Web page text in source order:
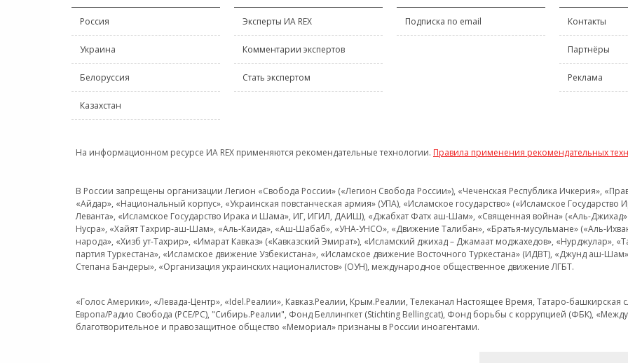
Россия
Украина
Белоруссия
Казахстан
Эксперты ИА REX
Комментарии экспертов
Стать экспертом
Подписка по email Контакты
Партнёры
Реклама
На информационном ресурсе ИА REX применяются рекомендательные технологии. Правила применения рекомендательных
В России запрещены организации Легион «Свобода России» («Легион Свобода России»), «Чеченская Республика Ичкерия»,
«Айдар», «Национальный корпус», «Украинская повстанческая армия» (УПА), «Исламское государство» («Исламское
Леванта», «Исламское Государство Ирака и Шама», ИГ, ИГИЛ, ДАИШ), «Джабхат Фатх аш-Шам», «Священная война» («Аль-Джихад»
Нусра», «Хайят Тахрир-аш-Шам», «Аль-Каида», «Аш-Шабаб», «УНА-УНСО», «Движение Талибан», «Братья-мусульмане» («Аль-
народа», «Хизб ут-Тахрир», «Имарат Кавказ» («Кавказский Эмират»), «Исламский джихад – Джамаат моджахедов», «Нурджулар»,
партия Туркестана», «Исламское движение Узбекистана», «Исламское движение Восточного Туркестана» (ИДВТ), «Джунд аш-
Степана Бандеры», «Организация украинских националистов» (ОУН), международное общественное движение ЛГБТ.
«Голос Америки», «Левада-Центр», «Idel.Реалии», Кавказ.Реалии, Крым.Реалии, Телеканал Настоящее Время, Татаро-
Европа/Радио Свобода (PCE/PC), "Сибирь.Реалии", Фонд Беллингкет (Stichting Bellingcat), Фонд борьбы с коррупцией (ФБК),
благотворительное и правозащитное общество «Мемориал» признаны в России иноагентами.